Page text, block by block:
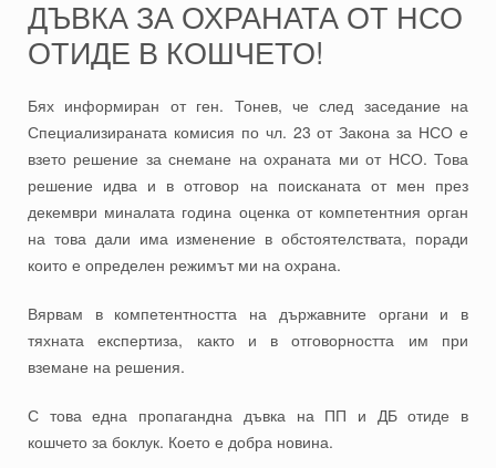
ДЪВКА ЗА ОХРАНАТА ОТ НСО
ОТИДЕ В КОШЧЕТО!
Бях информиран от ген. Тонев, че след заседание на
Специализираната комисия по чл. 23 от Закона за НСО е
взето решение за снемане на охраната ми от НСО. Това
решение идва и в отговор на поисканата от мен през
декември миналата година оценка от компетентния орган
на това дали има изменение в обстоятелствата, поради
които е определен режимът ми на охрана.
Вярвам в компетентността на държавните органи и в
тяхната експертиза, както и в отговорността им при
вземане на решения.
С това една пропагандна дъвка на ПП и ДБ отиде в
кошчето за боклук. Което е добра новина.